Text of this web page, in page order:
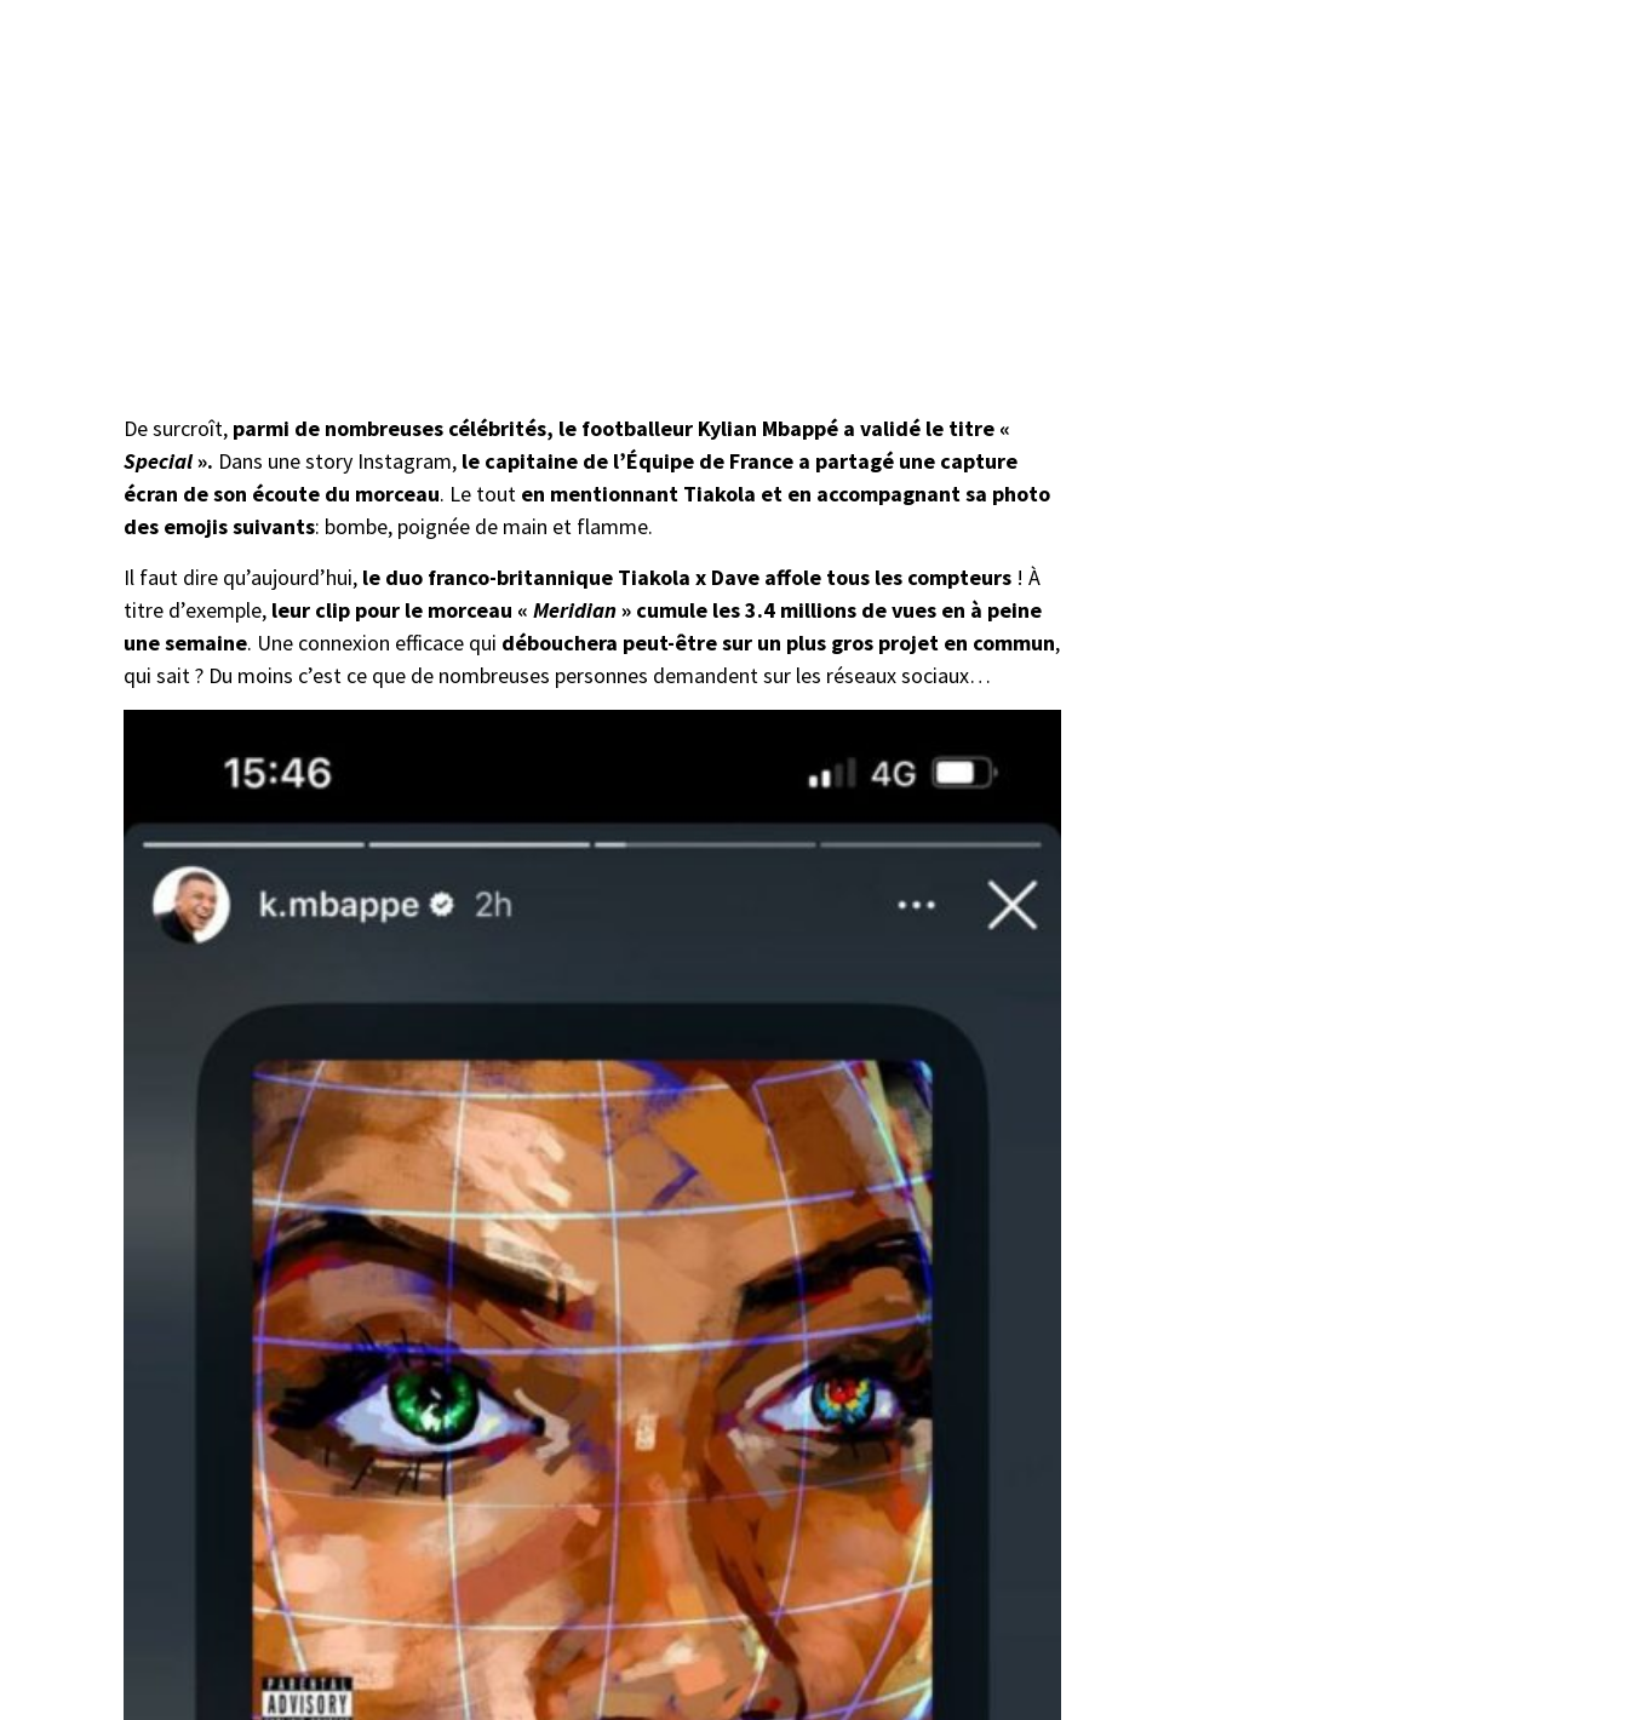
De surcroît, parmi de nombreuses célébrités, le footballeur Kylian Mbappé a validé le titre «
Special». Dans une story Instagram, le capitaine de l’Équipe de France a partagé une capture
écran de son écoute du morceau. Le tout en mentionnant Tiakola et en accompagnant sa photo
des emojis suivants: bombe, poignée de main et flamme.
Il faut dire qu’aujourd’hui, le duo franco-britannique Tiakola x Dave affole tous les compteurs ! À
titre d’exemple, leur clip pour le morceau « Meridian» cumule les 3.4 millions de vues en à peine
une semaine. Une connexion efficace qui débouchera peut-être sur un plus gros projet en commun,
qui sait ? Du moins c’est ce que de nombreuses personnes demandent sur les réseaux sociaux…